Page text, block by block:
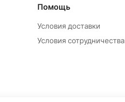
Помощь
Условия доставки
Условия сотрудничества